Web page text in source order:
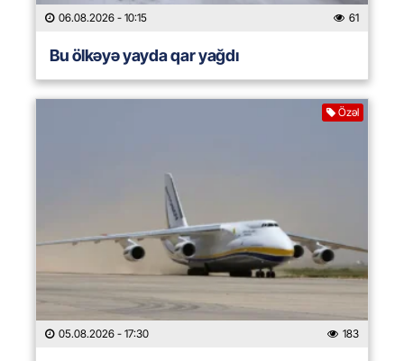
06.08.2026 - 10:15 61
Bu ölkəyə yayda qar yağdı
Özəl
05.08.2026 - 17:30 183